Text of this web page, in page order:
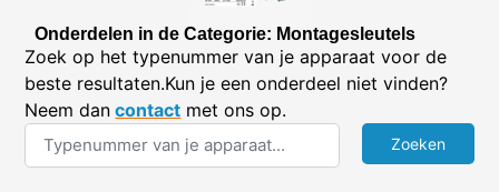
Onderdelen in de Categorie: Montagesleutels
Zoek op het typenummer van je apparaat voor de
beste resultaten.Kun je een onderdeel niet vinden?
Neem dan contact met ons op.